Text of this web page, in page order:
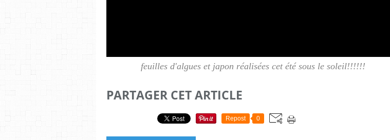
feuilles d'algues et japon réalisées cet été sous le soleil!!!!!!
PARTAGER CET ARTICLE
Repost 0